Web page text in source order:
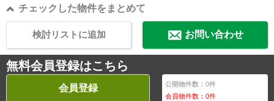
チェックした物件をまとめて
お問い合わせ
検討リストに追加
無料会員登録はこちら
会員登録 公開物件数：0件
会員物件数：0件